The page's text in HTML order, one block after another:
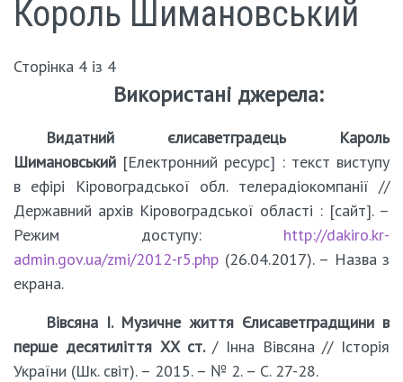
Король Шимановський
Сторінка 4 із 4
Використані джерела:
Видатний єлисаветградець Кароль
Шимановський [Електронний ресурс] : текст виступу
в ефірі Кіровоградської обл. телерадіокомпанії //
Державний архів Кіровоградської області : [сайт]. –
Режим доступу: http://dakiro.kr-
admin.gov.ua/zmi/2012-r5.php (26.04.2017). – Назва з
екрана.
Вівсяна І. Музичне життя Єлисаветградщини в
перше десятиліття ХХ ст. / Інна Вівсяна // Історія
України (Шк. світ). – 2015. – № 2. – С. 27-28.